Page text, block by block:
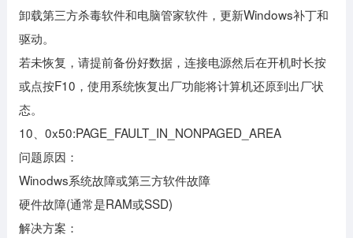
卸载第三方杀毒软件和电脑管家软件，更新Windows补丁和
驱动。
若未恢复，请提前备份好数据，连接电源然后在开机时长按
或点按F10，使用系统恢复出厂功能将计算机还原到出厂状
态。
10、0x50:PAGE_FAULT_IN_NONPAGED_AREA
问题原因：
Winodws系统故障或第三方软件故障
硬件故障(通常是RAM或SSD)
解决方案：